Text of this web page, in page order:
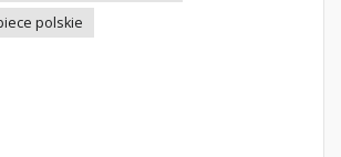
polskie